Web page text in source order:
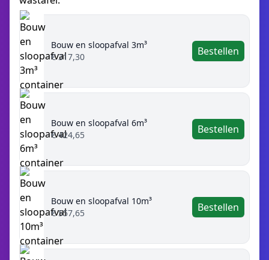
Bouw en sloopafval 3m³
€ 317,30
Bestellen
Bouw en sloopafval 6m³
€ 424,65
Bestellen
Bouw en sloopafval 10m³
€ 557,65
Bestellen